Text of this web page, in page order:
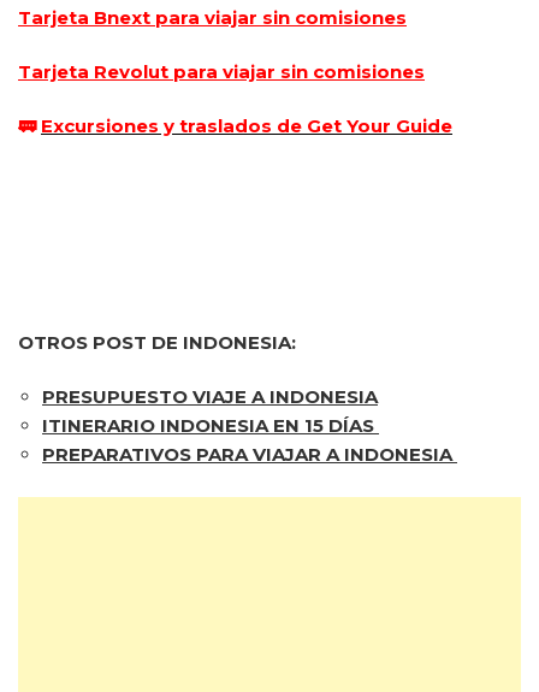
Tarjeta Bnext para viajar sin comisiones
Tarjeta Revolut para viajar sin comisiones
🚃 Excursiones y traslados de Get Your Guide
OTROS POST DE INDONESIA:
PRESUPUESTO VIAJE A INDONESIA
ITINERARIO INDONESIA EN 15 DÍAS
PREPARATIVOS PARA VIAJAR A INDONESIA